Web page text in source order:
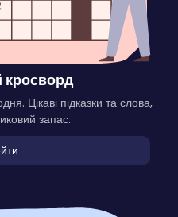
Цікаві підказки та слова,
запас.